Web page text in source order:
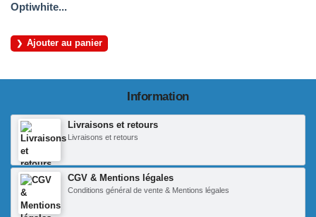
Optiwhite...
Ajouter au panier
Information
Livraisons et retours
Livraisons et retours
CGV & Mentions légales
Conditions général de vente & Mentions légales